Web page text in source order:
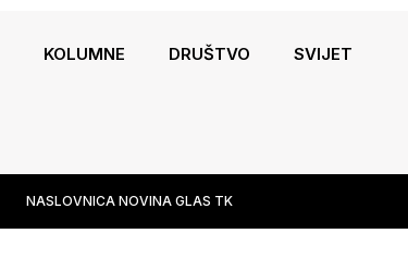
KOLUMNE DRUŠTVO SVIJET
NASLOVNICA NOVINA GLAS TK